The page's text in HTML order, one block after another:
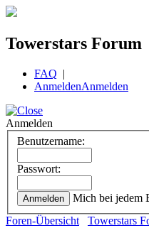
Towerstars Forum
FAQ |
AnmeldenAnmelden
Anmelden
Benutzername:
Passwort:
Mich bei jedem
Foren-Übersicht
Towerstars